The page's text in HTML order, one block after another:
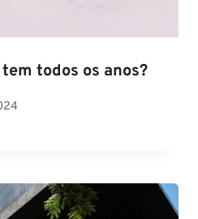
todos os anos?